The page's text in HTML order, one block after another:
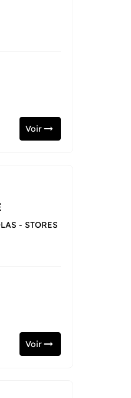
Voir
- STORES
Voir